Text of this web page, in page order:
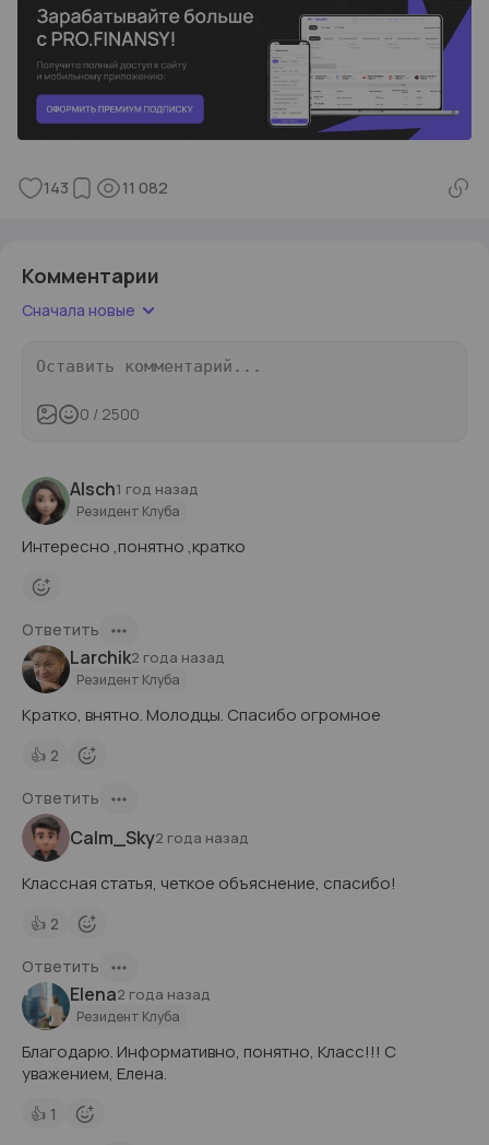
143 11 082
Комментарии
Сначала новые
0 / 2500
Alsch1 год назад
Резидент Клуба
Интересно ,понятно ,кратко
Ответить
Larchik2 года назад
Резидент Клуба
Кратко, внятно. Молодцы. Спасибо огромное
👍 2
Ответить
Calm_Sky2 года назад
Классная статья, четкое объяснение, спасибо!
👍 2
Ответить
Elena2 года назад
Резидент Клуба
Благодарю. Информативно, понятно, Класс!!! С
уважением, Елена.
👍 1